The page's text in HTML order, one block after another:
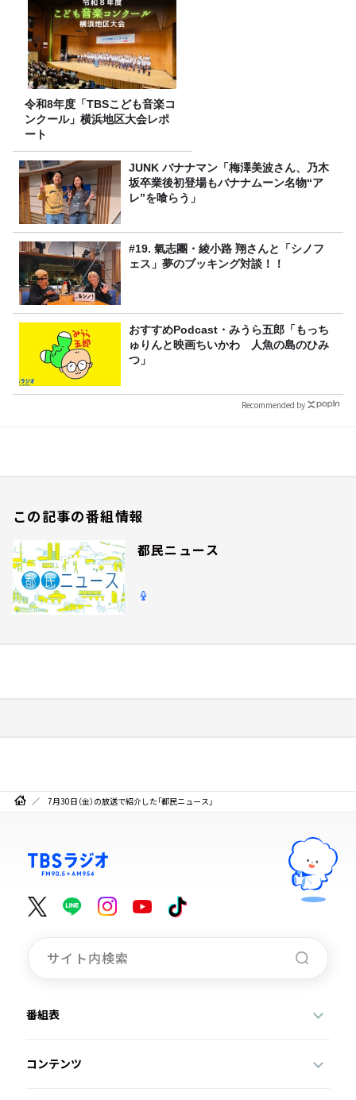
令和8年度「TBSこども音楽コ
ンクール」横浜地区大会レポ
ート
JUNK バナナマン「梅澤美波さん、乃木
坂卒業後初登場もバナナムーン名物“ア
レ”を喰らう」
#19. 氣志團・綾小路 翔さんと「シノフ
ェス」夢のブッキング対談！！
おすすめPodcast・みうら五郎「もっち
ゅりんと映画ちいかわ 人魚の島のひみ
つ」
Recommended by
この記事の番組情報
都民ニュース
7月30日（金）の放送で紹介した「都民ニュース」
番組表
コンテンツ